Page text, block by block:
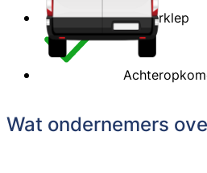
Achterklep
Wat ondernemers